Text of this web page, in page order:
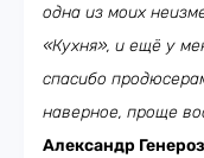
одна из моих
«Кухня», и ещё у
спасибо
наверное, проще
Александр